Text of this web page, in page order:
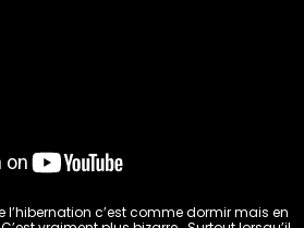
l’hibernation c’est comme dormir mais en